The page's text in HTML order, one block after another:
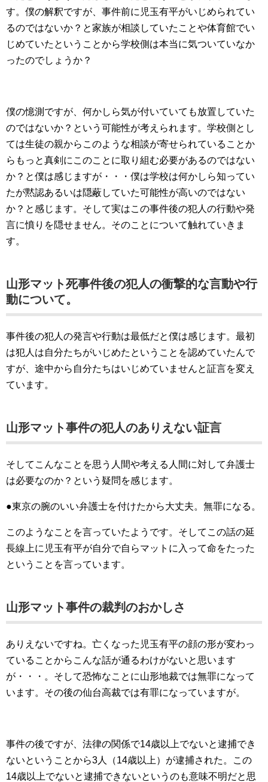
す。僕の解釈ですが、事件前に児玉有平がいじめられてい
るのではないか？と家族が相談していたことや体育館でい
じめていたということから学校側は本当に気ついていなか
ったのでしょうか？
僕の憶測ですが、何かしら気が付いていても放置していた
のではないか？という可能性が考えられます。学校側とし
ては生徒の親からこのような相談が寄せられていることか
らもっと真剣にこのことに取り組む必要があるのではない
か？と僕は感じますが・・・僕は学校は何かしら知ってい
たが黙認あるいは隠蔽していた可能性が高いのではない
か？と感じます。そして実はこの事件後の犯人の行動や発
言に憤りを隠せません。そのことについて触れていきま
す。
山形マット死事件後の犯人の衝撃的な言動や行
動について。
事件後の犯人の発言や行動は最低だと僕は感じます。最初
は犯人は自分たちがいじめたということを認めていたんで
すが、途中から自分たちはいじめていませんと証言を変え
ています。
山形マット事件の犯人のありえない証言
そしてこんなことを思う人間や考える人間に対して弁護士
は必要なのか？という疑問を感じます。
●東京の腕のいい弁護士を付けたから大丈夫。無罪になる。
このようなことを言っていたようです。そしてこの話の延
長線上に児玉有平が自分で自らマットに入って命をたった
ということを言っています。
山形マット事件の裁判のおかしさ
ありえないですね。亡くなった児玉有平の顔の形が変わっ
ていることからこんな話が通るわけがないと思います
が・・・。そして恐怖なことに山形地裁では無罪になって
います。その後の仙台高裁では有罪になっていますが。
事件の後ですが、法律の関係で14歳以上でないと逮捕でき
ないということから3人（14歳以上）が逮捕された。この
14歳以上でないと逮捕できないというのも意味不明だと思